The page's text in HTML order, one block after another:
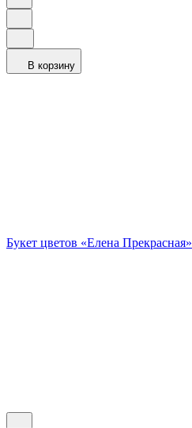
В корзину
Букет цветов «Елена Прекрасная»